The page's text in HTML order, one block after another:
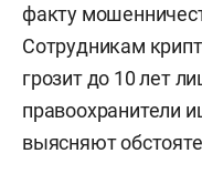
факту
Сотрудникам
грозит до 10 лет
правоохранители
выясняют